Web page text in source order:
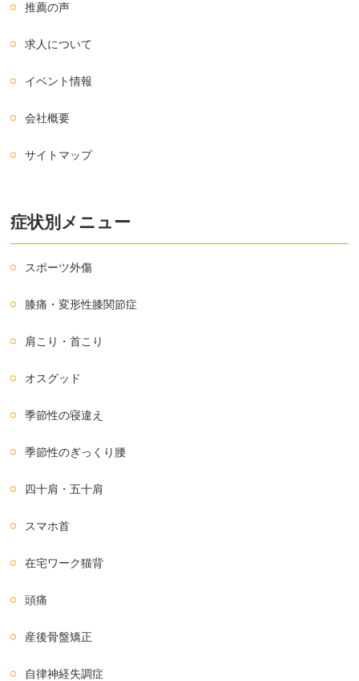
推薦の声
求人について
イベント情報
会社概要
サイトマップ
症状別メニュー
スポーツ外傷
膝痛・変形性膝関節症
肩こり・首こり
オスグッド
季節性の寝違え
季節性のぎっくり腰
四十肩・五十肩
スマホ首
在宅ワーク猫背
頭痛
産後骨盤矯正
自律神経失調症